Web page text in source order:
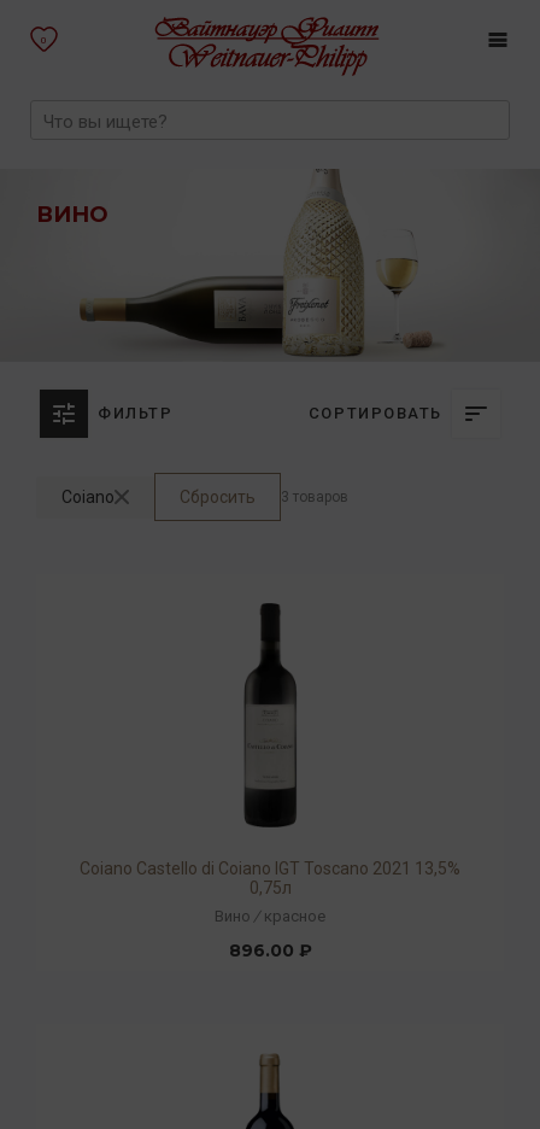
0
ВИНО
ФИЛЬТР СОРТИРОВАТЬ
Coiano Сбросить 3 товаров
Coiano Castello di Coiano IGT Toscano 2021 13,5%
0,75л
Вино / красное
896.00 ₽